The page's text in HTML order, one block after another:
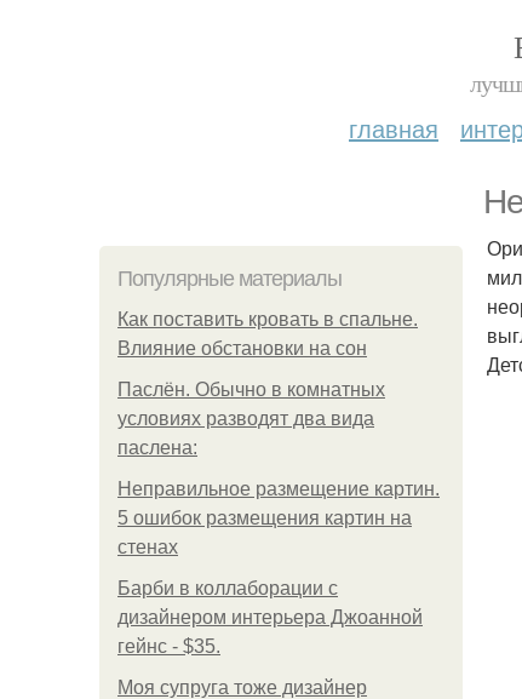
главная
Популярные материалы
Как поставить кровать в спальне.
Влияние обстановки на сон
Паслён. Обычно в комнатных
условиях разводят два вида
паслена:
Неправильное размещение картин.
5 ошибок размещения картин на
стенах
Барби в коллаборации с
дизайнером интерьера Джоанной
гейнс - $35.
Моя супруга тоже дизайнер